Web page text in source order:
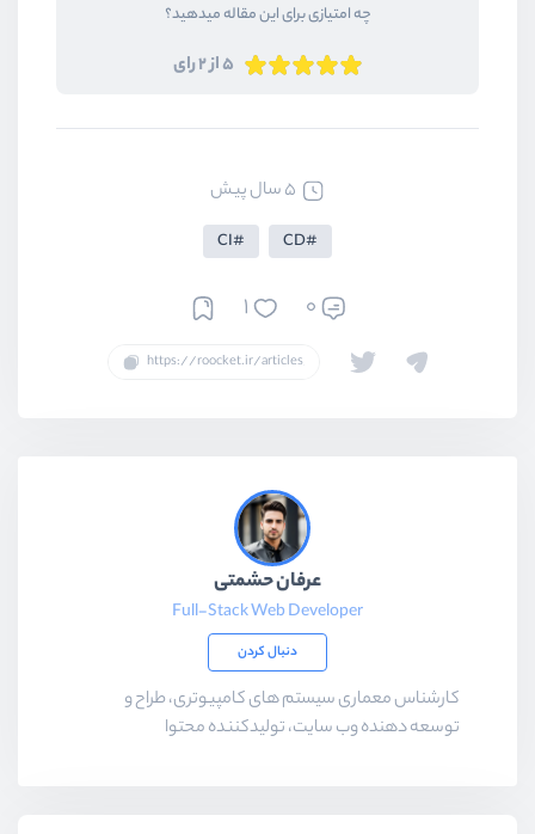
چه امتیازی برای این مقاله میدهید؟
5 از 2 رای
5 سال پیش
CD
CI
0
1
عرفان حشمتی
Full-Stack Web Developer
دنبال کردن
کارشناس معماری سیستم های کامپیوتری، طراح و
توسعه دهنده وب سایت، تولیدکننده محتوا